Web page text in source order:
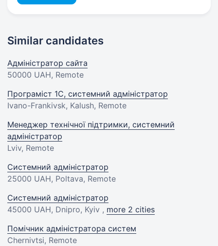
Similar candidates
Адміністратор сайта
50000 UAH, Remote
Програміст 1C, системний адміністратор
Ivano-Frankivsk, Kalush, Remote
Менеджер технічної підтримки, системний
адміністратор
Lviv, Remote
Системний адміністратор
25000 UAH, Poltava, Remote
Системний адміністратор
45000 UAH, Dnipro, Kyiv , more 2 cities
Помічник адміністратора систем
Chernivtsi, Remote